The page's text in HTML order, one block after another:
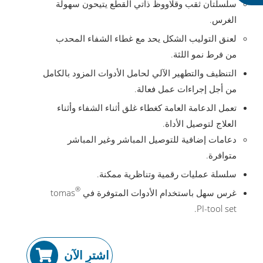
سلسلتان ثقب وقلاووظ ذاتي القطع يتيحون سهولة
الغرس.
لعنق التوليب الشكل يحد مع غطاء الشفاء المحدب
من فرط نمو اللثة.
التنظيف والتطهير الآلي لحامل الأدوات المزود بالكامل
من أجل إجراءات عمل فعالة.
تعمل الدعامة العامة كغطاء غلق أثناء الشفاء وأثناء
العلاج لتوصيل الأداة.
دعامات إضافية للتوصيل المباشر وغير المباشر
متوافرة.
سلسلة عمليات رقمية وتناظرية ممكنة.
غرس سهل باستخدام الأدوات المتوفرة في tomas ®
PI-tool set.
اشترِ الآن